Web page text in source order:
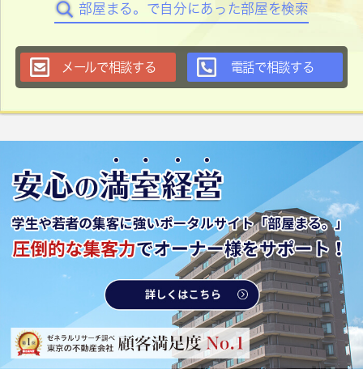
部屋まる。で自分にあった部屋を検索
メールで相談する 電話で相談する